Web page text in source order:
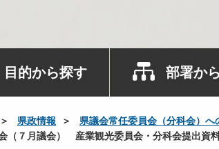
目的から探す 部署か
県政情報 県議会常任委員会（分科会）へ
（７月議会） 産業観光委員会・分科会提出資